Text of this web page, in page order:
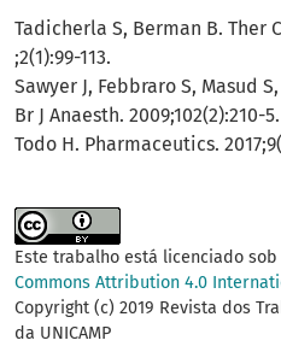
Tadicherla S, Berman B. Ther
;2(1):99-113.
Sawyer J, Febbraro S, Masud
Br J Anaesth. 2009;102(2):210-5.
Todo H. Pharmaceutics.
Este trabalho está licenciado
Commons Attribution 4.0
Copyright (c) 2019 Revista dos
da UNICAMP